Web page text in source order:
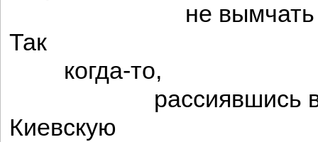
не вымчать и
Так
когда-то,
рассиявшись в
Киевскую